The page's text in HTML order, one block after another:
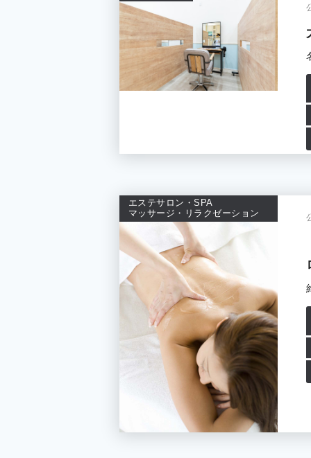
エステサロン・SPA
マッサージ・リラクゼーション